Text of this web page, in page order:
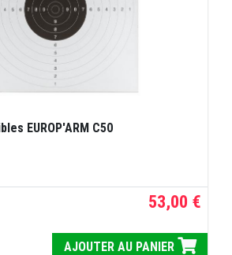
EUROP'ARM C50
53,00 €
AJOUTER AU PANIER